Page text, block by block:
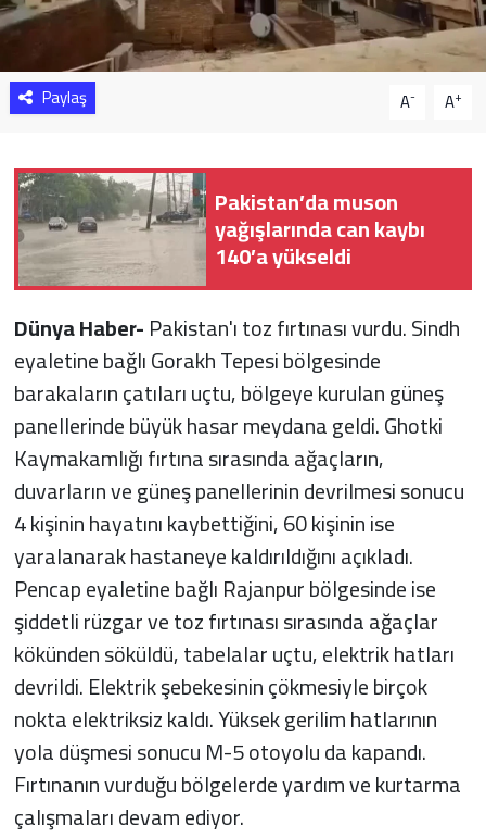
Paylaş A- A+
Pakistan’da muson
yağışlarında can kaybı
140’a yükseldi
Dünya Haber-Pakistan'ı toz fırtınası vurdu. Sindh
eyaletine bağlı Gorakh Tepesi bölgesinde
barakaların çatıları uçtu, bölgeye kurulan güneş
panellerinde büyük hasar meydana geldi. Ghotki
Kaymakamlığı fırtına sırasında ağaçların,
duvarların ve güneş panellerinin devrilmesi sonucu
4 kişinin hayatını kaybettiğini, 60 kişinin ise
yaralanarak hastaneye kaldırıldığını açıkladı.
Pencap eyaletine bağlı Rajanpur bölgesinde ise
şiddetli rüzgar ve toz fırtınası sırasında ağaçlar
kökünden söküldü, tabelalar uçtu, elektrik hatları
devrildi. Elektrik şebekesinin çökmesiyle birçok
nokta elektriksiz kaldı. Yüksek gerilim hatlarının
yola düşmesi sonucu M-5 otoyolu da kapandı.
Fırtınanın vurduğu bölgelerde yardım ve kurtarma
çalışmaları devam ediyor.
Resmi İlan
Resmi Reklam